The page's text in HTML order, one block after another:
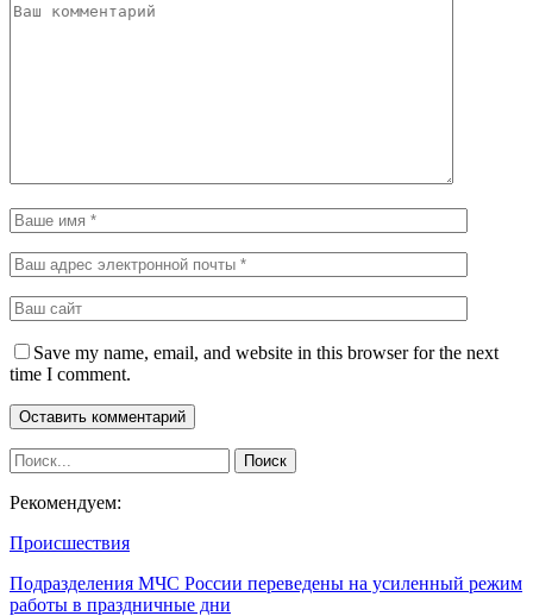
Save my name, email, and website in this browser for the next
time I comment.
Рекомендуем:
Происшествия
Подразделения МЧС России переведены на усиленный режим
работы в праздничные дни